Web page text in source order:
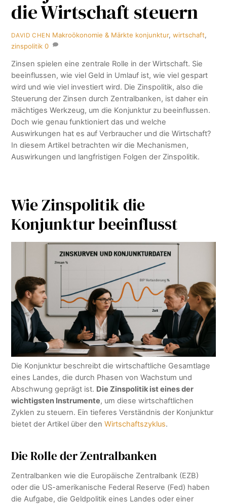
die Wirtschaft steuern
DAVID CHEN Makroökonomie & Märkte konjunktur,wirtschaft,
zinspolitik 0
Zinsen spielen eine zentrale Rolle in der Wirtschaft. Sie
beeinflussen, wie viel Geld in Umlauf ist, wie viel gespart
wird und wie viel investiert wird. Die Zinspolitik, also die
Steuerung der Zinsen durch Zentralbanken, ist daher ein
mächtiges Werkzeug, um die Konjunktur zu beeinflussen.
Doch wie genau funktioniert das und welche
Auswirkungen hat es auf Verbraucher und die Wirtschaft?
In diesem Artikel betrachten wir die Mechanismen,
Auswirkungen und langfristigen Folgen der Zinspolitik.
Wie Zinspolitik die
Konjunktur beeinflusst
Die Konjunktur beschreibt die wirtschaftliche Gesamtlage
eines Landes, die durch Phasen von Wachstum und
Abschwung geprägt ist. Die Zinspolitik ist eines der
wichtigsten Instrumente, um diese wirtschaftlichen
Zyklen zu steuern. Ein tieferes Verständnis der Konjunktur
bietet der Artikel über denWirtschaftszyklus.
Die Rolle der Zentralbanken
Zentralbanken wie die Europäische Zentralbank (EZB)
oder die US-amerikanische Federal Reserve (Fed) haben
die Aufgabe, die Geldpolitik eines Landes oder einer